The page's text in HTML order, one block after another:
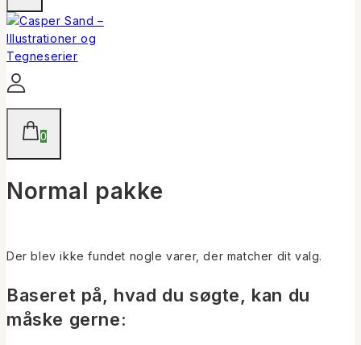
0
Normal pakke
Der blev ikke fundet nogle varer, der matcher dit valg.
Baseret på, hvad du søgte, kan du
måske gerne: